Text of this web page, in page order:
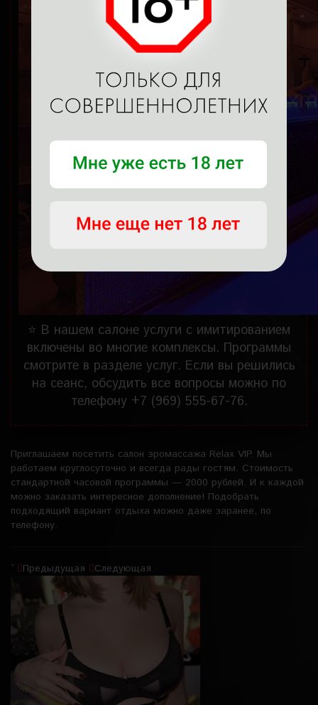
⭐ В нашем салоне услуги с имитированием
включены во многие комплексы. Программы
смотрите в разделе услуг. Если вы решились
на сеанс, обсудить все вопросы можно по
телефону +7 (969) 555-67-76.
Приглашаем посетить салон эромассажа Relax VIP. Мы
работаем круглосуточно и всегда рады гостям. Стоимость
стандартной часовой программы — 2000 рублей. И к каждой
можно заказать интересное дополнение! Подобрать
подходящий вариант отдыха можно даже заранее, по
телефону.
` Предыдущая Следующая